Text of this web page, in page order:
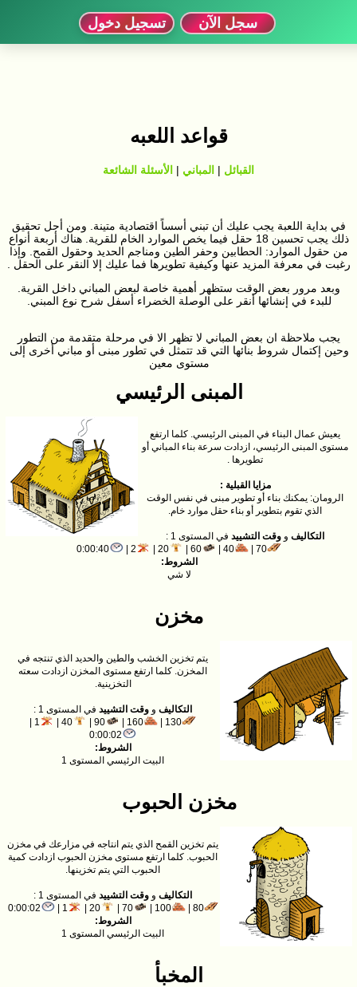
تسجيل دخول سجل الآن
قواعد اللعبه
القبائل | المباني | الأسئلة الشائعة
في بداية اللعبة يجب عليك أن تبني أسساً اقتصادية متينة. ومن أجل تحقيق
ذلك يجب تحسين 18 حقل فيما يخص الموارد الخام للقرية. هناك أربعة أنواع
من حقول الموارد: الحطابين وحفر الطين ومناجم الحديد وحقول القمح. وإذا
رغبت في معرفة المزيد عنها وكيفية تطويرها فما عليك إلا النقر على الحقل .
وبعد مرور بعض الوقت ستظهر أهمية خاصة لبعض المباني داخل القرية.
للبدء في إنشائها أنقر على الوصلة الخضراء أسفل شرح نوع المبني.
يجب ملاحظة ان بعض المباني لا تظهر الا في مرحلة متقدمة من التطور
وحين إكتمال شروط بنائها التي قد تتمثل في تطور مبنى أو مباني أخرى إلى
مستوى معين
المبنى الرئيسي
يعيش عمال البناء في المبنى الرئيسي. كلما ارتفع
مستوى المبنى الرئيسي، ازدادت سرعة بناء المباني أو
تطويرها .
مزايا القبلية :
الرومان: يمكنك بناء أو تطوير مبنى في نفس الوقت
الذي تقوم بتطوير أو بناء حقل موارد خام.
التكاليف و وقت التشييد في المستوى 1 :
70 |
40 |
60 |
20 |
2 |
0:00:40
الشروط:
لا شي
مخزن
يتم تخزين الخشب والطين والحديد الذي تنتجه في
المخزن. كلما ارتفع مستوى المخزن ازدادت سعته
التخزينية.
التكاليف و وقت التشييد في المستوى 1 :
130 |
160 |
90 |
40 |
1 |
0:00:02
الشروط:
البيت الرئيسي المستوى 1
مخزن الحبوب
يتم تخزين القمح الذي يتم انتاجه في مزارعك في مخزن
الحبوب. كلما ارتفع مستوى مخزن الحبوب ازدادت كمية
الحبوب التي يتم تخزينها.
التكاليف و وقت التشييد في المستوى 1 :
80 |
100 |
70 |
20 |
1 |
0:00:02
الشروط:
البيت الرئيسي المستوى 1
المخبأ